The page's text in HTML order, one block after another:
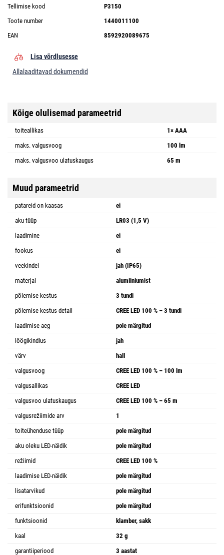
Tellimise kood
P3150
Toote number
1440011100
EAN
8592920089675
Lisa võrdlusesse
Allalaaditavad dokumendid
Kõige olulisemad parameetrid
toiteallikas
1× AAA
maks. valgusvoog
100 lm
maks. valgusvoo ulatuskaugus
65 m
Muud parameetrid
patareid on kaasas
ei
aku tüüp
LR03 (1,5 V)
laadimine
ei
fookus
ei
veekindel
jah (IP65)
materjal
alumiiniumist
põlemise kestus
3 tundi
põlemise kestus detail
CREE LED 100 % – 3 tundi
laadimise aeg
pole märgitud
löögikindlus
jah
värv
hall
valgusvoog
CREE LED 100 % – 100 lm
valgusallikas
CREE LED
valgusvoo ulatuskaugus
CREE LED 100 % – 65 m
valgusrežiimide arv
1
toiteühenduse tüüp
pole märgitud
aku oleku LED-näidik
pole märgitud
režiimid
CREE LED 100 %
laadimise LED-näidik
pole märgitud
lisatarvikud
pole märgitud
erifunktsioonid
pole märgitud
funktsioonid
klamber, sakk
kaal
32 g
garantiiperiood
3 aastat